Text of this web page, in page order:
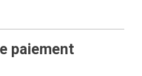
paiement